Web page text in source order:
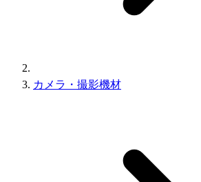
カメラ・撮影機材